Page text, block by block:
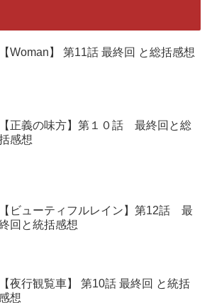
【Woman】 第11話 最終回 と総括感想
【正義の味方】第１０話 最終回と総
感想
【ビューティフルレイン】第12話 最
回と統括感想
【夜行観覧車】 第10話 最終回 と統括
想